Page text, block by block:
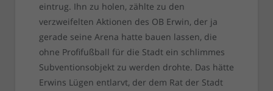
eintrug. Ihn zu holen, zählte zu den
verzweifelten Aktionen des OB Erwin, der ja
gerade seine Arena hatte bauen lassen, die
ohne Profifußball für die Stadt ein schlimmes
Subventionsobjekt zu werden drohte. Das hätte
Erwins Lügen entlarvt, der dem Rat der Stadt